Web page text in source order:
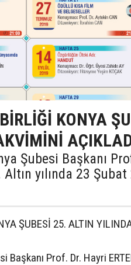
KONYA
Şubesi Başkanı
yılında 23
Prof. Dr. Hayri